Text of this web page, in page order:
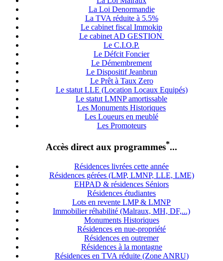
La Loi Denormandie
La TVA réduite à 5.5%
Le cabinet fiscal Immokip
Le cabinet AD GESTION
Le C.I.O.P.
Le Défcit Foncier
Le Démembrement
Le Dispositif Jeanbrun
Le Prêt à Taux Zero
Le statut LLE (Location Locaux Equipés)
Le statut LMNP amortissable
Les Monuments Historiques
Les Loueurs en meublé
Les Promoteurs
Accès direct aux programmes*...
Résidences livrées cette année
Résidences gérées (LMP, LMNP, LLE, LME)
EHPAD & résidences Séniors
Résidences étudiantes
Lots en revente LMP & LMNP
Immobilier réhabilité (Malraux, MH, DF,...)
Monuments Historiques
Résidences en nue-propriété
Résidences en outremer
Résidences à la montagne
Résidences en TVA réduite (Zone ANRU)